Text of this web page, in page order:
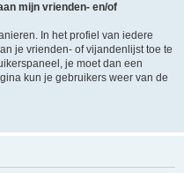
mijn vrienden- en/of
In het profiel van iedere
je vrienden- of vijandenlijst toe te
je moet dan een
kun je gebruikers weer van de